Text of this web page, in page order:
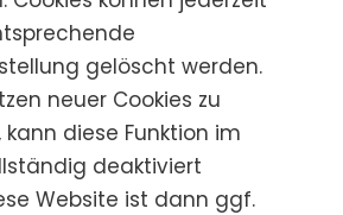
gelöscht werden.
neuer Cookies zu
diese Funktion im
deaktiviert
Website ist dann ggf.